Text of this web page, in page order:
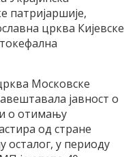
патријаршије,
црква Кијевске
Московске
јавност о
о отимању
од стране
у периоду